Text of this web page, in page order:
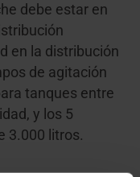
debe estar en
en la distribución
de agitación
tanques entre
y los 5
3.000 litros.